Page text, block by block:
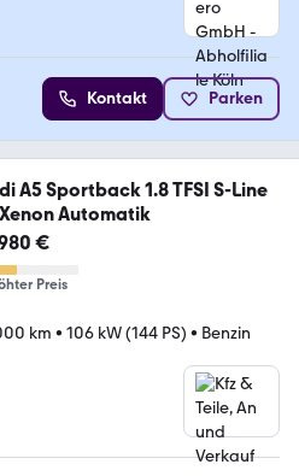
Kontakt Parken
A5 Sportback 1.8 TFSI S-Line
Automatik
€
Preis
km • 106 kW (144 PS) • Benzin